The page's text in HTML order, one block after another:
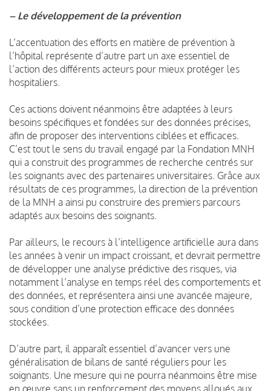
– Le développement de la prévention
L’accentuation des efforts en matière de prévention à
l’hôpital représente d’autre part un axe essentiel de
l’action des différents acteurs pour mieux protéger les
hospitaliers.
Ces actions doivent néanmoins être adaptées à leurs
besoins spécifiques et fondées sur des données précises,
afin de proposer des interventions ciblées et efficaces.
C’est tout le sens du travail engagé par la Fondation MNH
qui a construit des programmes de recherche centrés sur
les soignants avec des partenaires universitaires. Grâce aux
résultats de ces programmes, la direction de la prévention
de la MNH a ainsi pu construire des premiers parcours
adaptés aux besoins des soignants.
Par ailleurs, le recours à l’intelligence artificielle aura dans
les années à venir un impact croissant, et devrait permettre
de développer une analyse prédictive des risques, via
notamment l’analyse en temps réel des comportements et
des données, et représentera ainsi une avancée majeure,
sous condition d’une protection efficace des données
stockées.
D’autre part, il apparaît essentiel d’avancer vers une
généralisation de bilans de santé réguliers pour les
soignants. Une mesure qui ne pourra néanmoins être mise
en œuvre sans un renforcement des moyens alloués aux